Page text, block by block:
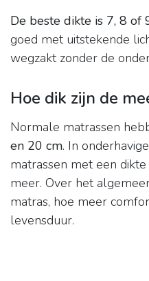
De beste dikte is 7, 8 of
goed met uitstekende
wegzakt zonder de
Hoe dik zijn de
Normale matrassen
en 20 cm. In
matrassen met een
meer. Over het
matras, hoe meer
levensduur.